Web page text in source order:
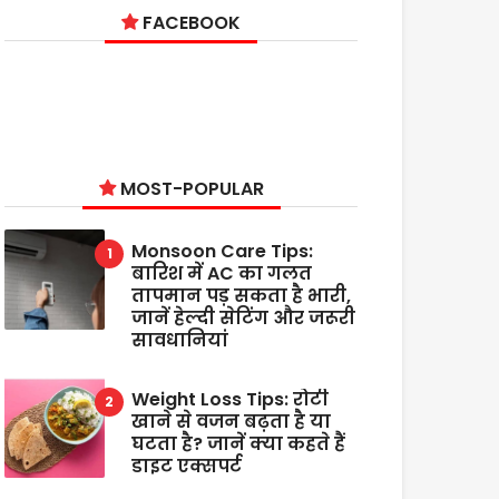
FACEBOOK
MOST-POPULAR
Monsoon Care Tips:
बारिश में AC का गलत
तापमान पड़ सकता है भारी,
जानें हेल्दी सेटिंग और जरूरी
सावधानियां
Weight Loss Tips: रोटी
खाने से वजन बढ़ता है या
घटता है? जानें क्या कहते हैं
डाइट एक्सपर्ट